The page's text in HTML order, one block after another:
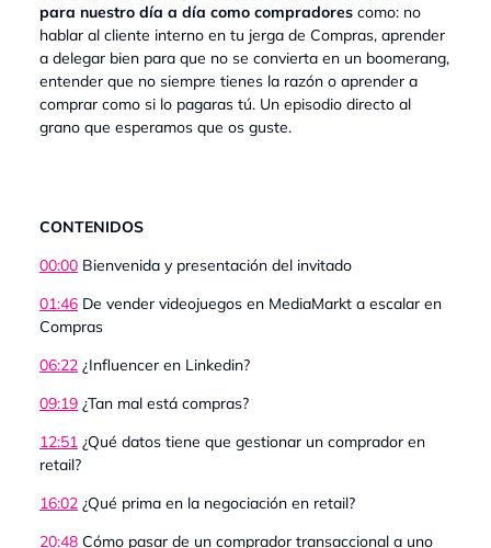
para nuestro día a día como compradores como: no
hablar al cliente interno en tu jerga de Compras, aprender
a delegar bien para que no se convierta en un boomerang,
entender que no siempre tienes la razón o aprender a
comprar como si lo pagaras tú. Un episodio directo al
grano que esperamos que os guste.
CONTENIDOS
00:00 Bienvenida y presentación del invitado
01:46 De vender videojuegos en MediaMarkt a escalar en
Compras
06:22 ¿Influencer en Linkedin?
09:19 ¿Tan mal está compras?
12:51 ¿Qué datos tiene que gestionar un comprador en
retail?
16:02 ¿Qué prima en la negociación en retail?
20:48 Cómo pasar de un comprador transaccional a uno